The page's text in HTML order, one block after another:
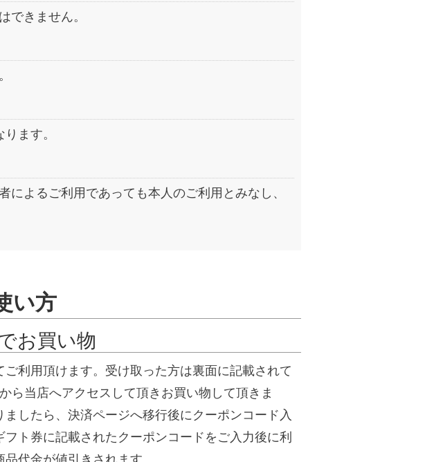
できません。
ます。
よるご利用であっても本人のご利用とみなし、
い方
お買い物
利用頂けます。受け取った方は裏面に記載されて
ら当店へアクセスして頂きお買い物して頂きま
したら、決済ページへ移行後にクーポンコード入
ト券に記載されたクーポンコードをご入力後に利